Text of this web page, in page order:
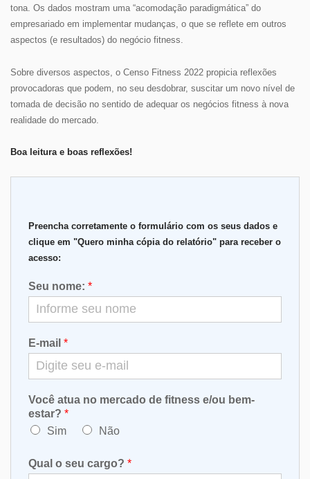
tona. Os dados mostram uma “acomodação paradigmática” do
empresariado em implementar mudanças, o que se reflete em outros
aspectos (e resultados) do negócio fitness.
Sobre diversos aspectos, o Censo Fitness 2022 propicia reflexões
provocadoras que podem, no seu desdobrar, suscitar um novo nível de
tomada de decisão no sentido de adequar os negócios fitness à nova
realidade do mercado.
Boa leitura e boas reflexões!
Preencha corretamente o formulário com os seus dados e
clique em "Quero minha cópia do relatório" para receber o
acesso:
Seu nome: *
E-mail *
Você atua no mercado de fitness e/ou bem-
estar? *
Sim
Não
Qual o seu cargo? *